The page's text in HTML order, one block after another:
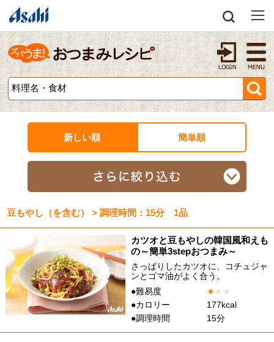
新しい順 簡単順
豆もやし（を含む） > 調理時間：15分 1品
カツオと豆もやしの韓国風和えも
の～簡単3stepおつまみ～
さっぱりしたカツオに、コチュジャ
ンとゴマ油がよく合う。
●難易度
★★ ★
●カロリー
177kcal
●調理時間
15分